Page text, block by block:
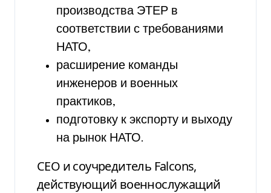
производства ЭТЕР в
соответствии с требованиями
НАТО,
расширение команды
инженеров и военных
практиков,
подготовку к экспорту и выходу
на рынок НАТО.
CEO и соучредитель Falcons,
действующий военнослужащий